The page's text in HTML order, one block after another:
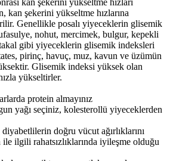
kan şekerini yükseltme hızları
kan şekerini yükseltme hızlarına
Genellikle posalı yiyeceklerin glisemik
nohut, mercimek, bulgur, kepekli
gibi yiyeceklerin glisemik indeksleri
pirinç, havuç, muz, kavun ve üzümün
Glisemik indeksi yüksek olan
yükseltirler.
protein almayınız
yağı seçiniz, kolesterollü yiyeceklerden
doğru vücut ağırlıklarını
ilgili rahatsızlıklarında iyileşme olduğu